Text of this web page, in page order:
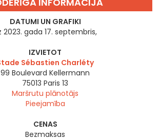
DATUMI UN GRAFIKI
2023. gada 17. septembris,
IZVIETOT
Sébastien Charléty
99 Boulevard Kellermann
75013 Paris 13
Maršrutu plānotājs
Pieejamība
CENAS
Bezmaksas